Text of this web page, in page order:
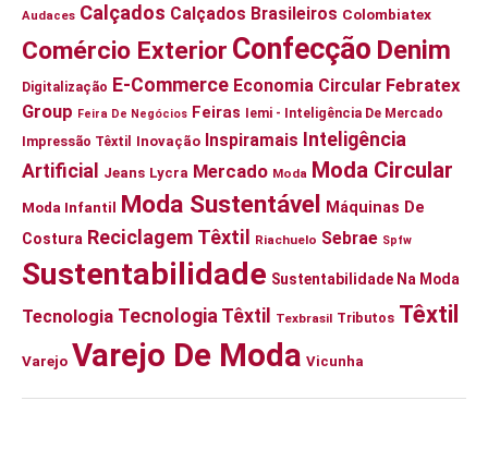
Audaces Calçados Calçados Brasileiros Colombiatex
Comércio Exterior Confecção Denim
Digitalização E-Commerce Economia Circular Febratex
Group Feira De Negócios Feiras Iemi - Inteligência De Mercado
Impressão Têxtil Inovação Inspiramais
Inteligência
Artificial
Jeans Lycra Mercado Moda Moda Circular
Moda Infantil Moda Sustentável
Máquinas De
Costura Reciclagem Têxtil Riachuelo Sebrae Spfw
Sustentabilidade Sustentabilidade Na Moda
Tecnologia Tecnologia Têxtil Texbrasil Tributos Têxtil
Varejo Varejo De Moda Vicunha